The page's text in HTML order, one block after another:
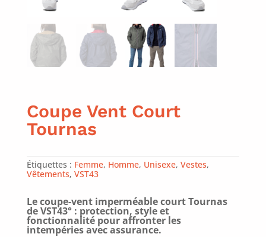
Coupe Vent Court
Tournas
Étiquettes : Femme, Homme, Unisexe, Vestes,
Vêtements, VST43
Le coupe-vent imperméable court Tournas
de VST43° : protection, style et
fonctionnalité pour affronter les
intempéries avec assurance.